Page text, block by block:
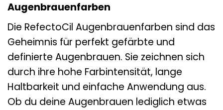
Augenbrauenfarben
Die RefectoCil Augenbrauenfarben sind das
Geheimnis für perfekt gefärbte und
definierte Augenbrauen. Sie zeichnen sich
durch ihre hohe Farbintensität, lange
Haltbarkeit und einfache Anwendung aus.
Ob du deine Augenbrauen lediglich etwas